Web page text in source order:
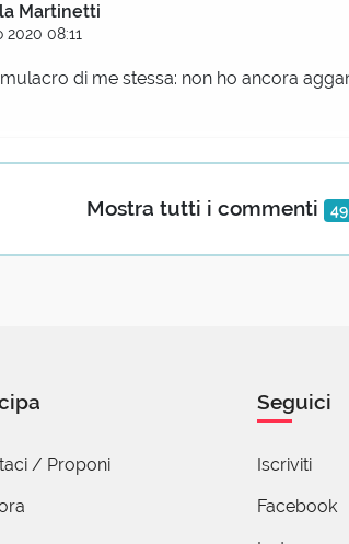
Mostra tutti i commenti 49
Martinetti
2020 08:11
di me stessa: non ho ancora
Martinetti
anche il Male è ne-cessa-rio e reale
Martinetti
/ Proponi
Seguici
Iscriviti
Facebook